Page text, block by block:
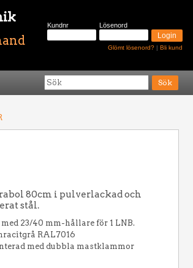
Kundnr Lösenord
Glömt lösenord? | Bli kund
80cm i pulverlackad och
stål.
23/40 mm-hållare för 1 LNB.
RAL7016
med dubbla mastklammor